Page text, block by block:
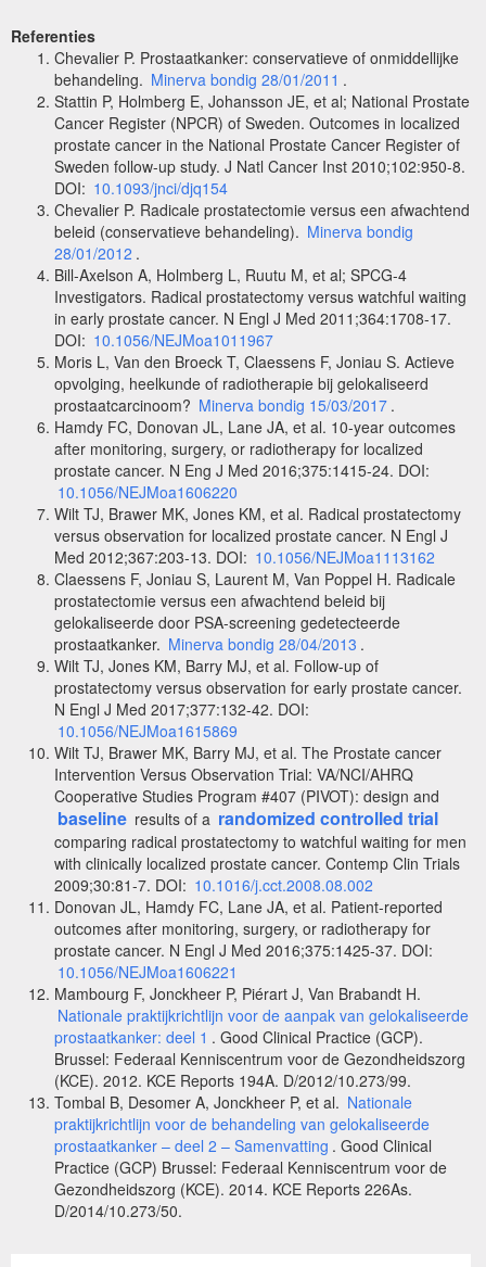
Referenties
Chevalier P. Prostaatkanker: conservatieve of onmiddellijke
behandeling. Minerva bondig 28/01/2011 .
Stattin P, Holmberg E, Johansson JE, et al; National Prostate
Cancer Register (NPCR) of Sweden. Outcomes in localized
prostate cancer in the National Prostate Cancer Register of
Sweden follow-up study. J Natl Cancer Inst 2010;102:950-8.
DOI: 10.1093/jnci/djq154
Chevalier P. Radicale prostatectomie versus een afwachtend
beleid (conservatieve behandeling). Minerva bondig
28/01/2012 .
Bill-Axelson A, Holmberg L, Ruutu M, et al; SPCG-4
Investigators. Radical prostatectomy versus watchful waiting
in early prostate cancer. N Engl J Med 2011;364:1708-17.
DOI: 10.1056/NEJMoa1011967
Moris L, Van den Broeck T, Claessens F, Joniau S. Actieve
opvolging, heelkunde of radiotherapie bij gelokaliseerd
prostaatcarcinoom? Minerva bondig 15/03/2017 .
Hamdy FC, Donovan JL, Lane JA, et al. 10-year outcomes
after monitoring, surgery, or radiotherapy for localized
prostate cancer. N Eng J Med 2016;375:1415-24. DOI:
10.1056/NEJMoa1606220
Wilt TJ, Brawer MK, Jones KM, et al. Radical prostatectomy
versus observation for localized prostate cancer. N Engl J
Med 2012;367:203-13. DOI: 10.1056/NEJMoa1113162
Claessens F, Joniau S, Laurent M, Van Poppel H. Radicale
prostatectomie versus een afwachtend beleid bij
gelokaliseerde door PSA-screening gedetecteerde
prostaatkanker. Minerva bondig 28/04/2013 .
Wilt TJ, Jones KM, Barry MJ, et al. Follow-up of
prostatectomy versus observation for early prostate cancer.
N Engl J Med 2017;377:132-42. DOI:
10.1056/NEJMoa1615869
Wilt TJ, Brawer MK, Barry MJ, et al. The Prostate cancer
Intervention Versus Observation Trial: VA/NCI/AHRQ
Cooperative Studies Program #407 (PIVOT): design and
baseline results of a randomized controlled trial
comparing radical prostatectomy to watchful waiting for men
with clinically localized prostate cancer. Contemp Clin Trials
2009;30:81-7. DOI: 10.1016/j.cct.2008.08.002
Donovan JL, Hamdy FC, Lane JA, et al. Patient-reported
outcomes after monitoring, surgery, or radiotherapy for
prostate cancer. N Engl J Med 2016;375:1425-37. DOI:
10.1056/NEJMoa1606221
Mambourg F, Jonckheer P, Piérart J, Van Brabandt H.
Nationale praktijkrichtlijn voor de aanpak van gelokaliseerde
prostaatkanker: deel 1 . Good Clinical Practice (GCP).
Brussel: Federaal Kenniscentrum voor de Gezondheidszorg
(KCE). 2012. KCE Reports 194A. D/2012/10.273/99.
Tombal B, Desomer A, Jonckheer P, et al. Nationale
praktijkrichtlijn voor de behandeling van gelokaliseerde
prostaatkanker – deel 2 – Samenvatting . Good Clinical
Practice (GCP) Brussel: Federaal Kenniscentrum voor de
Gezondheidszorg (KCE). 2014. KCE Reports 226As.
D/2014/10.273/50.